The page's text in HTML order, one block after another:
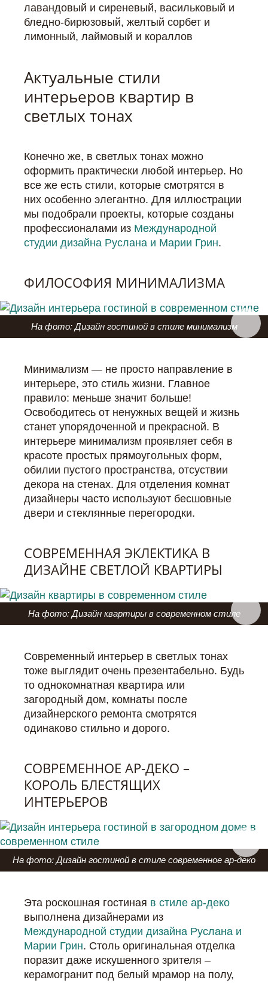
лавандовый и сиреневый, васильковый и
бледно-бирюзовый, желтый сорбет и
лимонный, лаймовый и кораллов
Актуальные стили
интерьеров квартир в
светлых тонах
Конечно же, в светлых тонах можно
оформить практически любой интерьер. Но
все же есть стили, которые смотрятся в
них особенно элегантно. Для иллюстрации
мы подобрали проекты, которые созданы
профессионалами из Международной
студии дизайна Руслана и Марии Грин.
ФИЛОСОФИЯ МИНИМАЛИЗМА
На фото: Дизайн гостиной в стиле минимализм
Минимализм — не просто направление в
интерьере, это стиль жизни. Главное
правило: меньше значит больше!
Освободитесь от ненужных вещей и жизнь
станет упорядоченной и прекрасной. В
интерьере минимализм проявляет себя в
красоте простых прямоугольных форм,
обилии пустого пространства, отсуствии
декора на стенах. Для отделения комнат
дизайнеры часто используют бесшовные
двери и стеклянные перегородки.
СОВРЕМЕННАЯ ЭКЛЕКТИКА В
ДИЗАЙНЕ СВЕТЛОЙ КВАРТИРЫ
На фото: Дизайн квартиры в современном стиле
Современный интерьер в светлых тонах
тоже выглядит очень презентабельно. Будь
то однокомнатная квартира или
загородный дом, комнаты после
дизайнерского ремонта смотрятся
одинаково стильно и дорого.
СОВРЕМЕННОЕ АР-ДЕКО –
КОРОЛЬ БЛЕСТЯЩИХ
ИНТЕРЬЕРОВ
На фото: Дизайн гостиной в стиле современное ар-деко
Эта роскошная гостиная в стиле ар-деко
выполнена дизайнерами из
Международной студии дизайна Руслана и
Марии Грин. Столь оригинальная отделка
поразит даже искушенного зрителя –
керамогранит под белый мрамор на полу,